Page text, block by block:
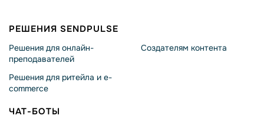
РЕШЕНИЯ SENDPULSE
Решения для онлайн-
преподавателей
Решения для ритейла и e-
commerce
Создателям контента
ЧАТ-БОТЫ